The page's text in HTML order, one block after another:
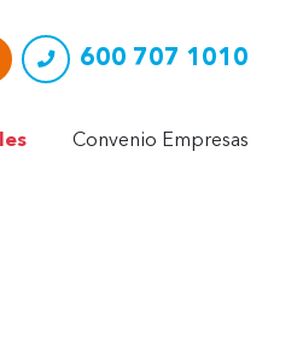
600 707 1010
Convenio Empresas